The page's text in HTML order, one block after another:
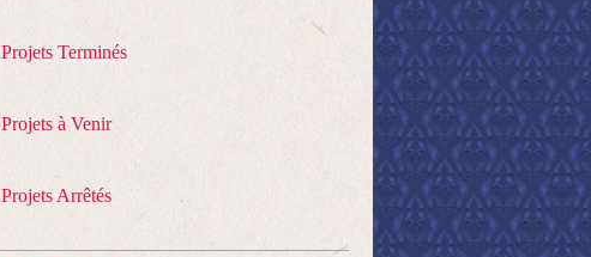
Projets Terminés
Projets à Venir
Projets Arrêtés